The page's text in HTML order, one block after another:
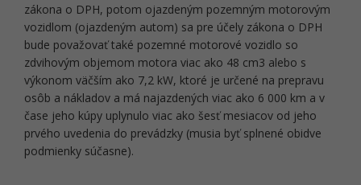
zákona o DPH, potom ojazdeným pozemným motorovým
vozidlom (ojazdeným autom) sa pre účely zákona o DPH
bude považovať také pozemné motorové vozidlo so
zdvihovým objemom motora viac ako 48 cm3 alebo s
výkonom väčším ako 7,2 kW, ktoré je určené na prepravu
osôb a nákladov a má najazdených viac ako 6 000 km a v
čase jeho kúpy uplynulo viac ako šesť mesiacov od jeho
prvého uvedenia do prevádzky (musia byť splnené obidve
podmienky súčasne).